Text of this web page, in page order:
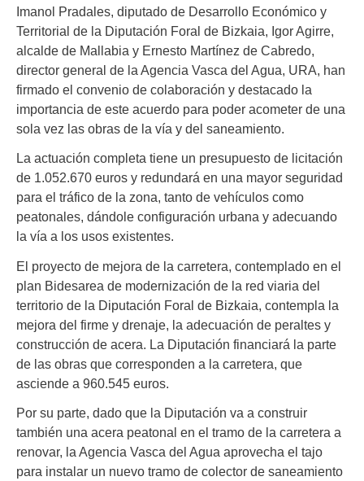
Imanol Pradales, diputado de Desarrollo Económico y
Territorial de la Diputación Foral de Bizkaia, Igor Agirre,
alcalde de Mallabia y Ernesto Martínez de Cabredo,
director general de la Agencia Vasca del Agua, URA, han
firmado el convenio de colaboración y destacado la
importancia de este acuerdo para poder acometer de una
sola vez las obras de la vía y del saneamiento.
La actuación completa tiene un presupuesto de licitación
de 1.052.670 euros y redundará en una mayor seguridad
para el tráfico de la zona, tanto de vehículos como
peatonales, dándole configuración urbana y adecuando
la vía a los usos existentes.
El proyecto de mejora de la carretera, contemplado en el
plan Bidesarea de modernización de la red viaria del
territorio de la Diputación Foral de Bizkaia, contempla la
mejora del firme y drenaje, la adecuación de peraltes y
construcción de acera. La Diputación financiará la parte
de las obras que corresponden a la carretera, que
asciende a 960.545 euros.
Por su parte, dado que la Diputación va a construir
también una acera peatonal en el tramo de la carretera a
renovar, la Agencia Vasca del Agua aprovecha el tajo
para instalar un nuevo tramo de colector de saneamiento